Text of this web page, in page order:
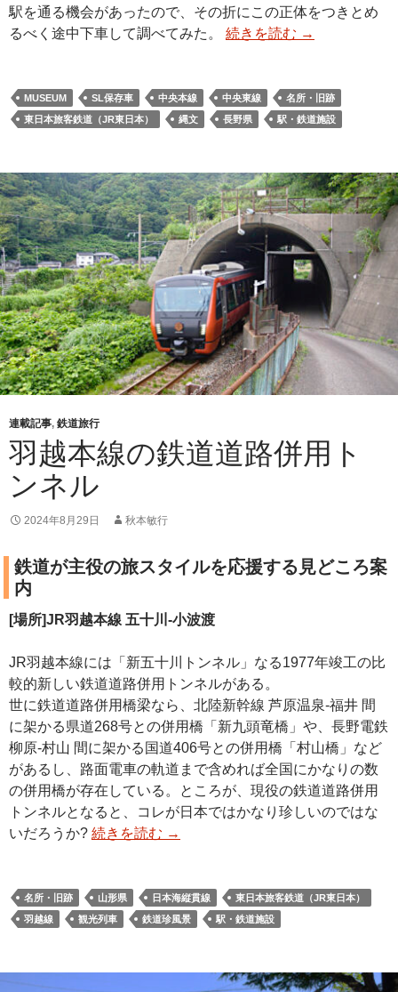
駅を通る機会があったので、その折にこの正体をつきとめ
るべく途中下車して調べてみた。 続きを読む →
MUSEUM SL保存車 中央本線 中央東線
名所・旧跡
東日本旅客鉄道（JR東日本）
縄文 長野県 駅・鉄道施設
連載記事, 鉄道旅行
羽越本線の鉄道道路併用ト
ンネル
2024年8月29日 秋本敏行
鉄道が主役の旅スタイルを応援する見どころ案
内
[場所]JR羽越本線 五十川-小波渡
JR羽越本線には「新五十川トンネル」なる1977年竣工の比
較的新しい鉄道道路併用トンネルがある。
世に鉄道道路併用橋梁なら、北陸新幹線 芦原温泉-福井 間
に架かる県道268号との併用橋「新九頭竜橋」や、長野電鉄
柳原-村山 間に架かる国道406号との併用橋「村山橋」など
があるし、路面電車の軌道まで含めれば全国にかなりの数
の併用橋が存在している。ところが、現役の鉄道道路併用
トンネルとなると、コレが日本ではかなり珍しいのではな
いだろうか? 続きを読む →
名所・旧跡 山形県 日本海縦貫線
東日本旅客鉄道（JR東日本）
羽越線
観光列車 鉄道珍風景 駅・鉄道施設